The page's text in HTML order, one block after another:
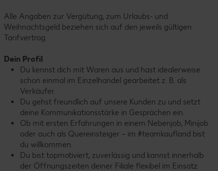
Alle Angaben zur Vergütung, zum Urlaubs- und
Weihnachtsgeld beziehen sich auf den jeweils gültigen
Tarifvertrag.
Dein Profil
Du kennst dich mit Waren aus und hast idealerweise
schon einmal im Einzelhandel gearbeitet z. B. als
Verkäufer.
Du gehst freundlich auf unsere Kunden zu und setzt
deine Kommunikationsstärke in Gesprächen ein.
Ob mit ersten Erfahrungen in einem Nebenjob, Minijob
oder auch als Quereinsteiger – im #teamkaufland bist
du willkommen.
Du bist topmotiviert, zuverlässig und kannst innerhalb
der Öffnungszeiten deiner Filiale flexibel im Einsatz